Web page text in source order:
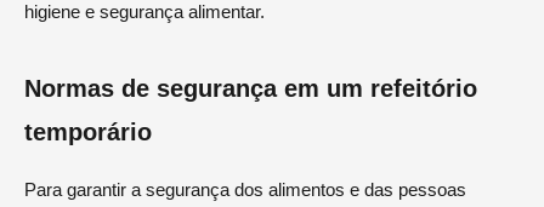
higiene e segurança alimentar.
Normas de segurança em um refeitório
temporário
Para garantir a segurança dos alimentos e das pessoas